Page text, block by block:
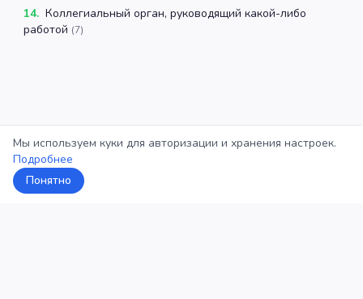
14. Коллегиальный орган, руководящий какой-либо
работой (7)
Мы используем куки для авторизации и хранения настроек.
Подробнее
Понятно